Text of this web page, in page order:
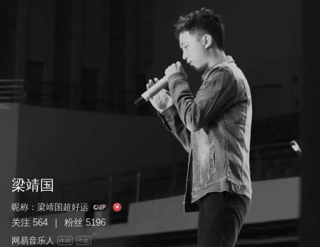
梁靖国
昵称： 梁靖国超好运
关注 564 粉丝 5196
网易音乐人 作词 作曲